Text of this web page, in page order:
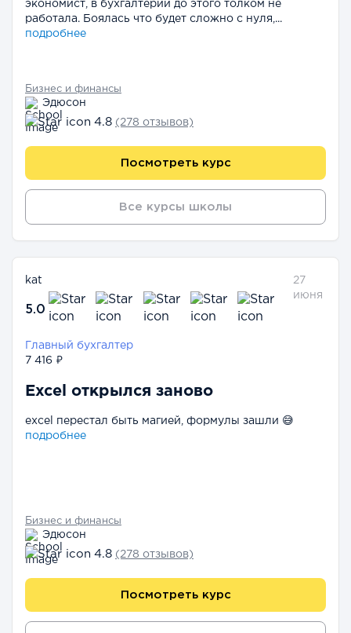
экономист, в бухгалтерии до этого толком не
работала. Боялась что будет сложно с нуля,...
подробнее
Бизнес и финансы
Эдюсон
4.8 (278 отзывов)
Посмотреть курс
Все курсы школы
kat
5.0
27
июня
Главный бухгалтер
7 416 ₽
Excel открылся заново
excel перестал быть магией, формулы зашли 😅
подробнее
Бизнес и финансы
Эдюсон
4.8 (278 отзывов)
Посмотреть курс